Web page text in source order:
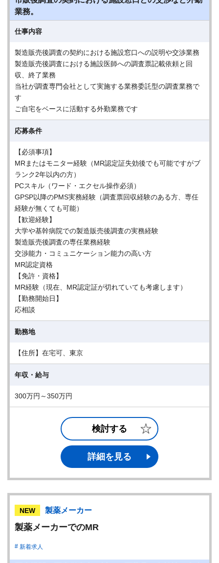
業務。
仕事内容
製造販売後調査の契約における施設窓口への説明や交渉業務
製造販売後調査における施設医師への調査票記載依頼と回
収、終了業務
当社が調査専門会社として実施する業務委託型の調査業務で
す
ご自宅をベースに活動する外勤業務です
応募条件
【必須事項】
MRまたはモニター経験（MR認定証失効後でも可能ですがブ
ランク2年以内の方）
PCスキル（ワード・エクセル操作必須）
GPSP以降のPMS実務経験（調査票回収経験のある方、専任
経験が無くても可能）
【歓迎経験】
大学や基幹病院での製造販売後調査の実務経験
製造販売後調査の専任業務経験
交渉能力・コミュニケーション能力の高い方
MR認定資格
【免許・資格】
MR経験（現在、MR認定証が切れていても考慮します）
【勤務開始日】
応相談
勤務地
【住所】在宅可、東京
年収・給与
300万円～350万円
検討する
詳細を見る
NEW 製薬メーカー
製薬メーカーでのMR
新着求人